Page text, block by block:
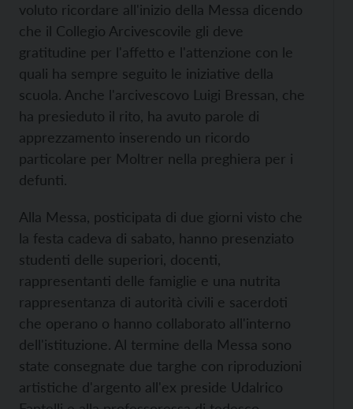
voluto ricordare all'inizio della Messa dicendo
che il Collegio Arcivescovile gli deve
gratitudine per l'affetto e l'attenzione con le
quali ha sempre seguito le iniziative della
scuola. Anche l'arcivescovo Luigi Bressan, che
ha presieduto il rito, ha avuto parole di
apprezzamento inserendo un ricordo
particolare per Moltrer nella preghiera per i
defunti.
Alla Messa, posticipata di due giorni visto che
la festa cadeva di sabato, hanno presenziato
studenti delle superiori, docenti,
rappresentanti delle famiglie e una nutrita
rappresentanza di autorità civili e sacerdoti
che operano o hanno collaborato all'interno
dell'istituzione. Al termine della Messa sono
state consegnate due targhe con riproduzioni
artistiche d'argento all'ex preside Udalrico